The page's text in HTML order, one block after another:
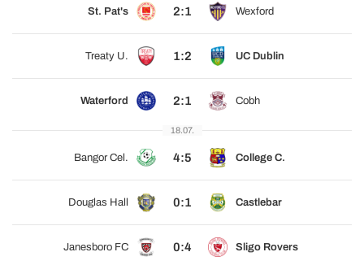
St. Pat's 2:1 Wexford
Treaty U. 1:2 UC Dublin
Waterford 2:1 Cobh
18.07.
Bangor Cel. 4:5 College C.
Douglas Hall 0:1 Castlebar
Janesboro FC 0:4 Sligo Rovers